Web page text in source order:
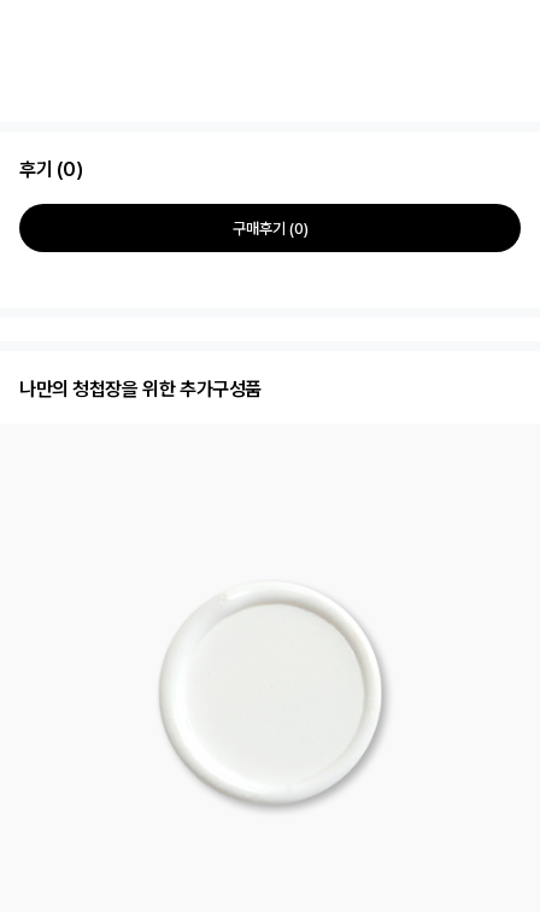
후기 (0)
구매후기 (0)
나만의 청첩장을 위한 추가구성품